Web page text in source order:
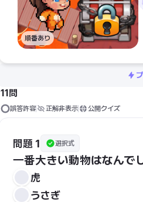
順番あり
11問
誤答許容 正解非表示 公開クイズ
問題 1 選択式
一番大きい動物はなんで
虎
うさぎ